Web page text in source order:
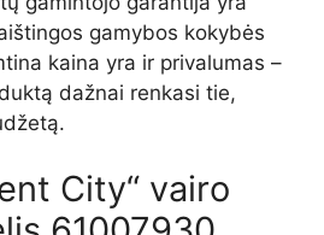
gamybos kokybės
kaina yra ir privalumas –
dažnai renkasi tie,
City“ vairo